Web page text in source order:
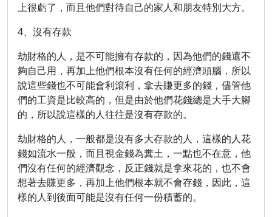
上很虧了，而且他們對待自己的家人和朋友特別大方。
4、沒有存款
劫財格的人，是不可能擁有存款的，因為他們的錢還不
夠自己用，再加上他們根本沒有任何的經濟頭腦，所以
說這些錢也不可能會利滾利，拿去賺更多的錢，儘管他
們的工資是比較高的，但是由於他們花錢總是大手大腳
的，所以說這樣的人往往是沒有存款的。
劫財格的人，一般都是沒有多大存款的人，這樣的人花
錢如流水一般，而且視金錢為糞土，一點也不在意，他
們沒有任何的經濟觀念，反正錢就是拿來花的，也不會
想著去賺更多，再加上他們根本就不會存錢，因此，這
樣的人到後面可能是沒有任何一份積蓄的。